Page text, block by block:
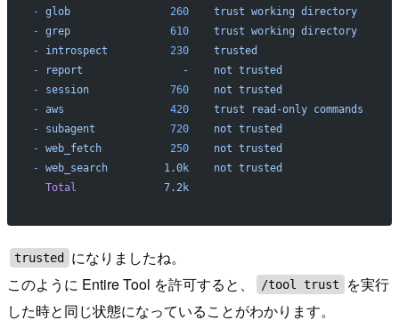
- glob
                260
    trust
working directory
- grep
                610
    trust
working directory
- introspect
          230
    trusted
- report
                -
    not
trusted
- session
             760
    not
trusted
- aws
                 420
    trust
read-only commands
- subagent
            720
    not
trusted
- web_fetch
           250
    not
trusted
- web_search
         1.0k
    not
trusted
  Total
              7.2k
trusted
になりましたね。
このように Entire Tool を許可すると、
/tool trust
を実行
した時と同じ状態になっていることがわかります。